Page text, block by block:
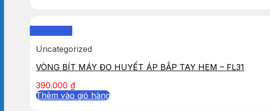
Uncategorized
VÒNG BÍT MÁY ĐO HUYẾT ÁP BẮP TAY HEM – FL31
390.000 ₫
Thêm vào giỏ hàng